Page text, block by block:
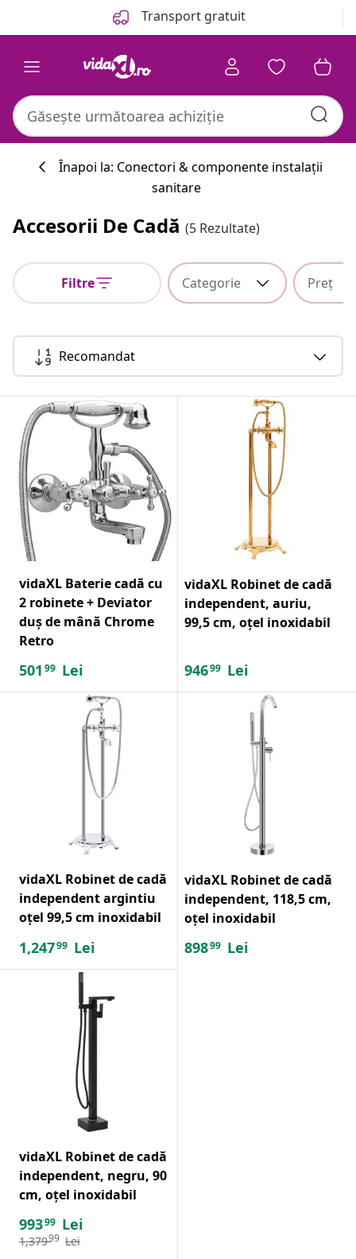
Transport gratuit
Înapoi la: Conectori & componente instalații
sanitare
Accesorii De Cadă (5 Rezultate)
Filtre Categorie Preț
Recomandat
vidaXL Baterie cadă cu
2 robinete + Deviator
duș de mână Chrome
Retro
501 99 Lei
vidaXL Robinet de cadă
independent, auriu,
99,5 cm, oțel inoxidabil
94699 Lei
vidaXL Robinet de cadă
independent argintiu
oțel 99,5 cm inoxidabil
1,24799 Lei
vidaXL Robinet de cadă
independent, 118,5 cm,
oțel inoxidabil
89899 Lei
vidaXL Robinet de cadă
independent, negru, 90
cm, oțel inoxidabil
99399 Lei
1,37999 Lei